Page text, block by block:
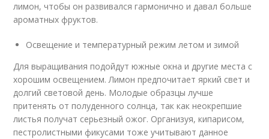
лимон, чтобы он развивался гармонично и давал больше
ароматных фруктов.
Освещение и температурный режим летом и зимой
Для выращивания подойдут южные окна и другие места с
хорошим освещением. Лимон предпочитает яркий свет и
долгий световой день. Молодые образцы лучше
притенять от полуденного солнца, так как неокрепшие
листья получат серьезный ожог. Организуя, кипарисом,
пестролистными фикусами тоже учитывают данное